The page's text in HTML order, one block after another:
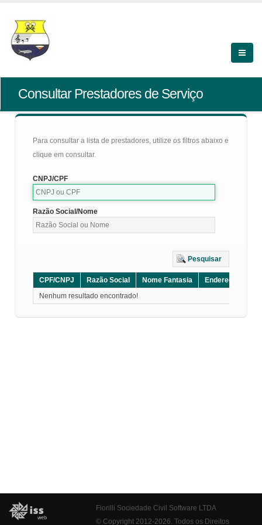
Consultar Prestadores de Serviço
Para consultar a lista de prestadores, utilize os filtros abaixo e
clique em consultar.
CNPJ/CPF
Razão Social/Nome
Pesquisar
CPF/CNPJ Razão Social Nome Fantasia Endereço
Nenhum resultado encontrado!
Fiorilli Sociedade Civil Software LTDA
© Copyright 2012-2026. Todos os Direitos